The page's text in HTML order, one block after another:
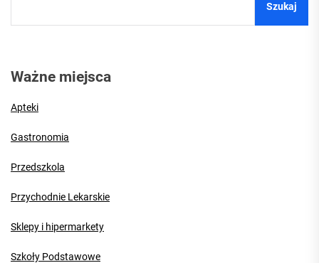
Szukaj
Ważne miejsca
Apteki
Gastronomia
Przedszkola
Przychodnie Lekarskie
Sklepy i hipermarkety
Szkoły Podstawowe